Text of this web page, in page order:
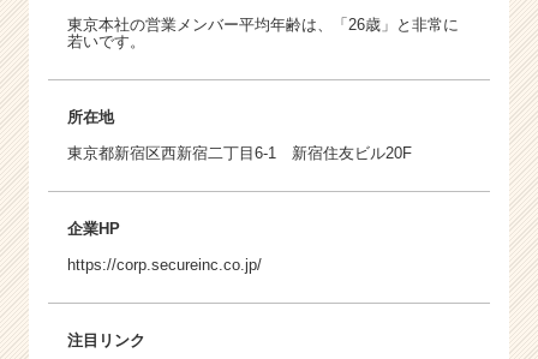
東京本社の営業メンバー平均年齢は、「26歳」と非常に
若いです。
所在地
東京都新宿区西新宿二丁目6-1 新宿住友ビル20F
企業HP
https://corp.secureinc.co.jp/
注目リンク